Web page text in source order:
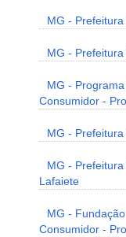
MG -
MG -
MG -
Consumidor -
MG -
MG -
Lafaiete
MG -
Consumidor -